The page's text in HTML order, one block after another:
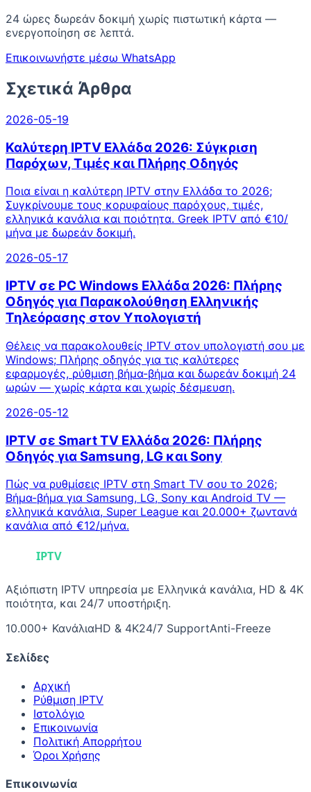
24 ώρες δωρεάν δοκιμή χωρίς πιστωτική κάρτα —
ενεργοποίηση σε λεπτά.
Επικοινωνήστε μέσω WhatsApp
Σχετικά Άρθρα
2026-05-19
Καλύτερη IPTV Ελλάδα 2026: Σύγκριση
Παρόχων, Τιμές και Πλήρης Οδηγός
Ποια είναι η καλύτερη IPTV στην Ελλάδα το 2026;
Συγκρίνουμε τους κορυφαίους παρόχους, τιμές,
ελληνικά κανάλια και ποιότητα. Greek IPTV από €10/
μήνα με δωρεάν δοκιμή.
2026-05-17
IPTV σε PC Windows Ελλάδα 2026: Πλήρης
Οδηγός για Παρακολούθηση Ελληνικής
Τηλεόρασης στον Υπολογιστή
Θέλεις να παρακολουθείς IPTV στον υπολογιστή σου με
Windows; Πλήρης οδηγός για τις καλύτερες
εφαρμογές, ρύθμιση βήμα-βήμα και δωρεάν δοκιμή 24
ωρών — χωρίς κάρτα και χωρίς δέσμευση.
2026-05-12
IPTV σε Smart TV Ελλάδα 2026: Πλήρης
Οδηγός για Samsung, LG και Sony
Πώς να ρυθμίσεις IPTV στη Smart TV σου το 2026;
Βήμα-βήμα για Samsung, LG, Sony και Android TV —
ελληνικά κανάλια, Super League και 20.000+ ζωντανά
κανάλια από €12/μήνα.
Αξιόπιστη IPTV υπηρεσία με Ελληνικά κανάλια, HD & 4K
ποιότητα, και 24/7 υποστήριξη.
10.000+ ΚανάλιαHD & 4K24/7 SupportAnti-Freeze
Σελίδες
Αρχική
Ρύθμιση IPTV
Ιστολόγιο
Επικοινωνία
Πολιτική Απορρήτου
Όροι Χρήσης
Επικοινωνία